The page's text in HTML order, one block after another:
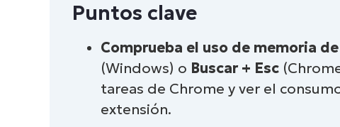
Desactiva extensiones, plugins y
Borra la memoria caché y las cookies
Puntos clave
Comprueba el uso de memoria
(Windows) o Buscar + Esc
tareas de Chrome y ver el
extensión.